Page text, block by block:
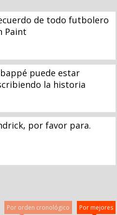
de todo futbolero
Paint
puede estar
la historia
por favor para.
Por mejores
Por orden cronológico